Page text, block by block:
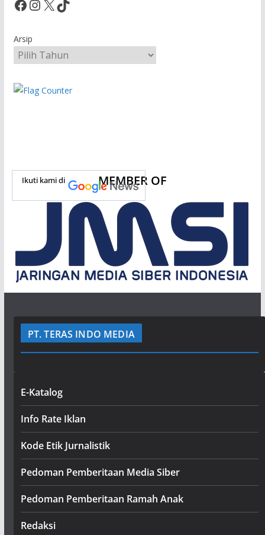
Facebook InstagramX TikTok
Arsip
Ikuti kami di MEMBER OF
PT. TERAS INDO MEDIA
E-Katalog
Info Rate Iklan
Kode Etik Jurnalistik
Pedoman Pemberitaan Media Siber
Pedoman Pemberitaan Ramah Anak
Redaksi